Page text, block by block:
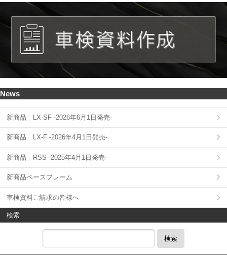
News
新商品 LX-SF -2026年6月1日発売-
新商品 LX-F -2026年4月1日発売-
新商品 RSS -2025年4月1日発売-
新商品ベースフレーム
車検資料ご請求の皆様へ
検索
検索